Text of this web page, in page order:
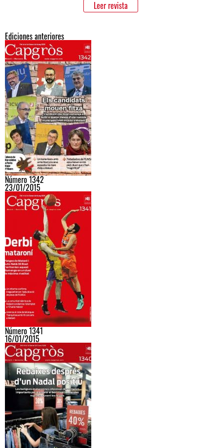
Leer revista
Ediciones anteriores
Número 1342
23/01/2015
Número 1341
16/01/2015